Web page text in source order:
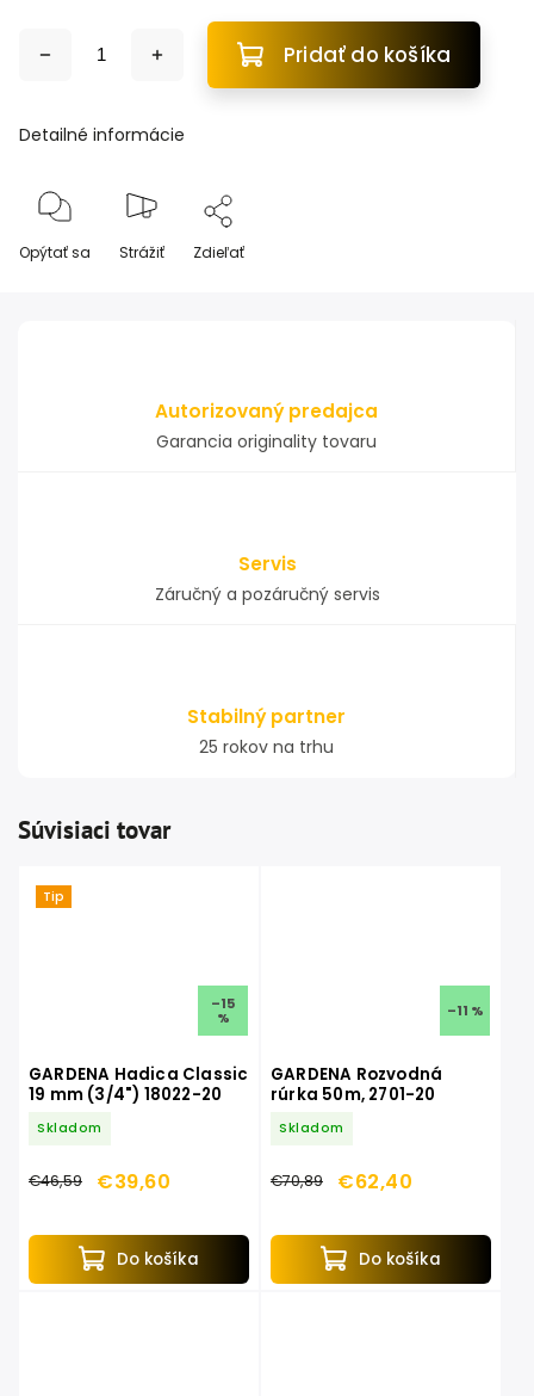
Pridať do košíka
Detailné informácie
Opýtať sa Strážiť Zdieľať
Autorizovaný predajca
Garancia originality tovaru
Servis
Záručný a pozáručný servis
Stabilný partner
25 rokov na trhu
Súvisiaci tovar
Tip
–15
%
GARDENA Hadica Classic
19 mm (3/4") 18022-20
Skladom
€46,59 €39,60
Do košíka
–11 %
GARDENA Rozvodná
rúrka 50m, 2701-20
Skladom
€70,89 €62,40
Do košíka